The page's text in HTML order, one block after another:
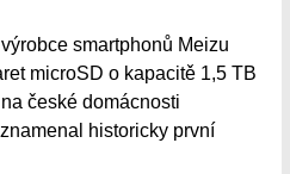
smartphonů Meizu
microSD o kapacitě 1,5 TB
české domácnosti
historicky první